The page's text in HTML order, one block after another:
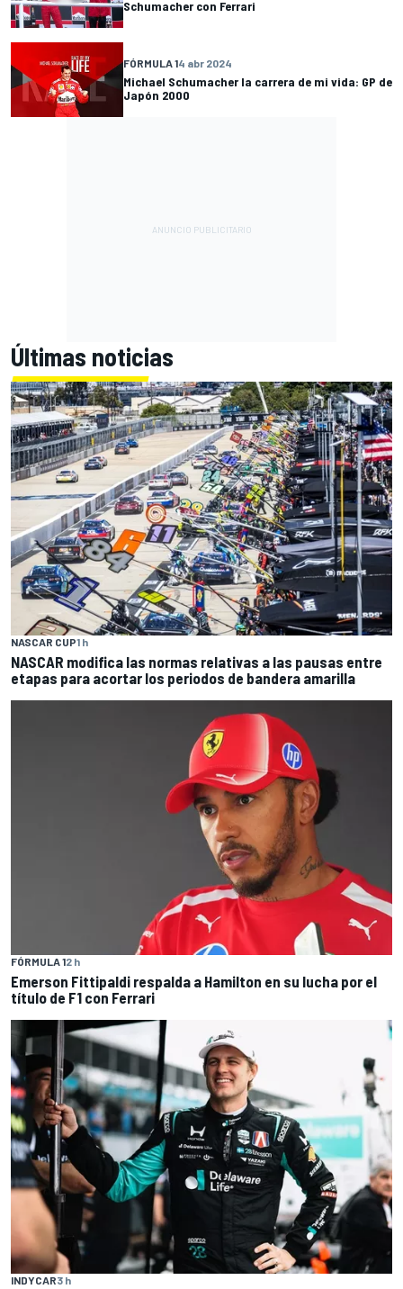
Schumacher con Ferrari
FÓRMULA 14 abr 2024
Michael Schumacher la carrera de mi vida: GP de
Japón 2000
Últimas noticias
NASCAR CUP1 h
NASCAR modifica las normas relativas a las pausas entre
etapas para acortar los periodos de bandera amarilla
FÓRMULA 12 h
Emerson Fittipaldi respalda a Hamilton en su lucha por el
título de F1 con Ferrari
INDYCAR3 h